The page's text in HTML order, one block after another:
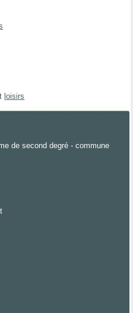
loisirs
de second degré - commune